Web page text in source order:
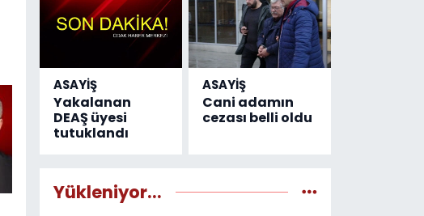
ASAYİŞ
Yakalanan
DEAŞ üyesi
tutuklandı
ASAYİŞ
Cani adamın
cezası belli oldu
Yükleniyor...